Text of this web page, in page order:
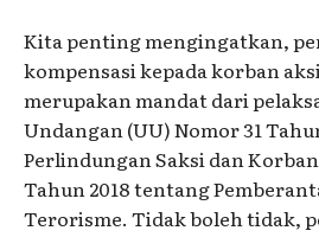
Kita penting mengingatkan,
kompensasi kepada korban
merupakan mandat dari
Undangan (UU) Nomor 31
Perlindungan Saksi dan
Tahun 2018 tentang
Terorisme. Tidak boleh tidak,